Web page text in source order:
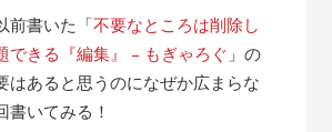
前書いた「不要なところは削除し
できる『編集』 – もぎゃろぐ 」の
はあると思うのになぜか広まらな
書いてみる！